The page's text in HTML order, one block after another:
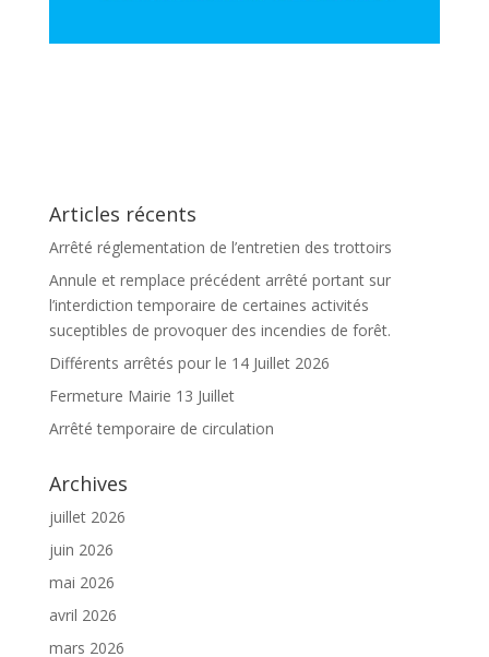
Articles récents
Arrêté réglementation de l’entretien des trottoirs
Annule et remplace précédent arrêté portant sur
l’interdiction temporaire de certaines activités
suceptibles de provoquer des incendies de forêt.
Différents arrêtés pour le 14 Juillet 2026
Fermeture Mairie 13 Juillet
Arrêté temporaire de circulation
Archives
juillet 2026
juin 2026
mai 2026
avril 2026
mars 2026